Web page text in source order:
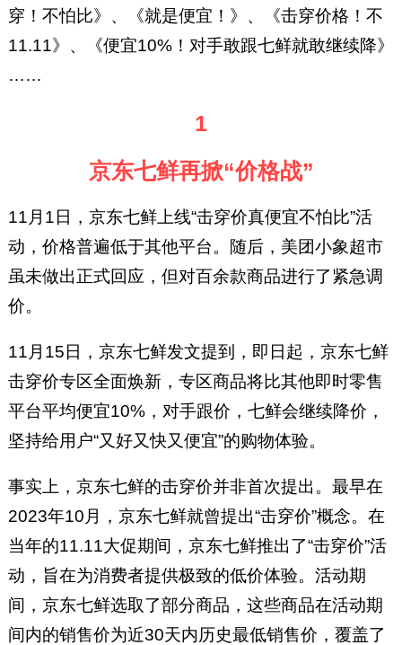
穿！不怕比》、《就是便宜！》、《击穿价格！不
11.11》、《便宜10%！对手敢跟七鲜就敢继续降》
……
1
京东七鲜再掀“价格战”
11月1日，京东七鲜上线“击穿价真便宜不怕比”活
动，价格普遍低于其他平台。随后，美团小象超市
虽未做出正式回应，但对百余款商品进行了紧急调
价。
11月15日，京东七鲜发文提到，即日起，京东七鲜
击穿价专区全面焕新，专区商品将比其他即时零售
平台平均便宜10%，对手跟价，七鲜会继续降价，
坚持给用户“又好又快又便宜”的购物体验。
事实上，京东七鲜的击穿价并非首次提出。最早在
2023年10月，京东七鲜就曾提出“击穿价”概念‌。在
当年的11.11大促期间，京东七鲜推出了“击穿价”活
动，旨在为消费者提供极致的低价体验。活动期
间，京东七鲜选取了部分商品，这些商品在活动期
间内的销售价为近30天内历史最低销售价，覆盖了